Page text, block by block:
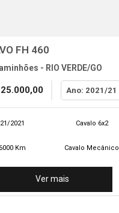
FH 460
- RIO VERDE/GO
Ano: 2021/21
2021 Cavalo 6x2
Km Cavalo Mecânico
Ver mais